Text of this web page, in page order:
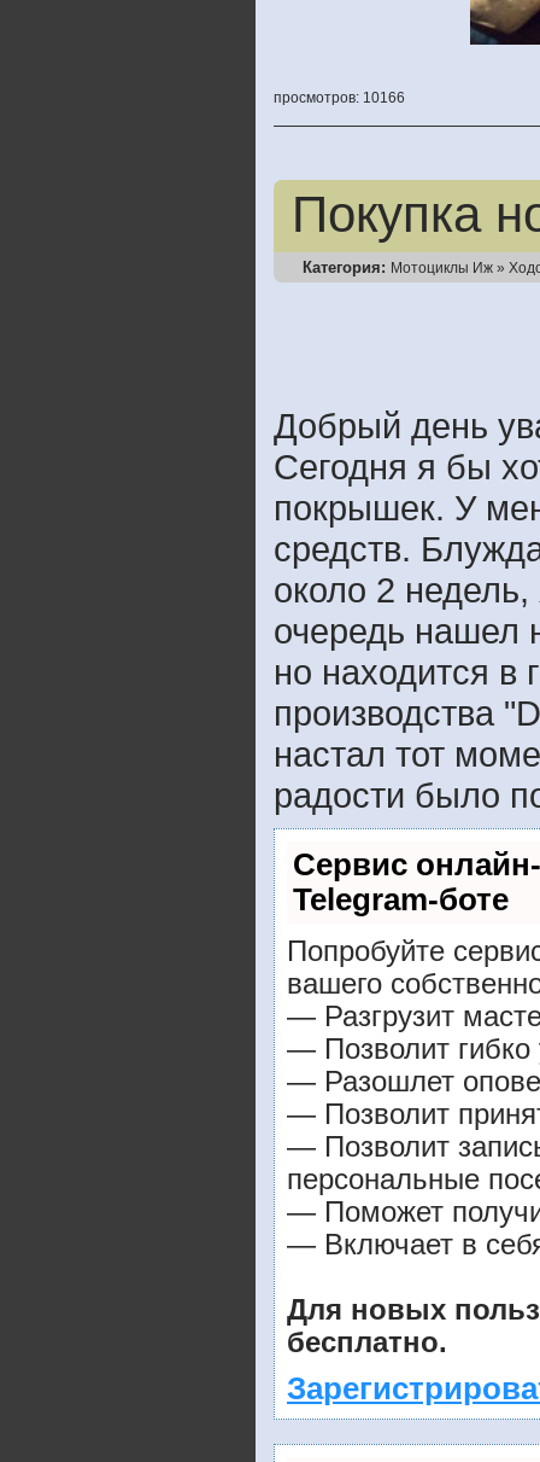
просмотров: 10166
Покупка
Категория: Мотоциклы Иж »
Добрый день
Сегодня я бы
покрышек. У
средств.
около 2
очередь нашел
но находится в
производства
настал тот
радости было
Сервис
Telegram-боте
Попробуйте
вашего
— Разгрузит
— Позволит гибко
— Разошлет
— Позволит
— Позволит
персональные
— Поможет
— Включает в
Для новых
бесплатно.